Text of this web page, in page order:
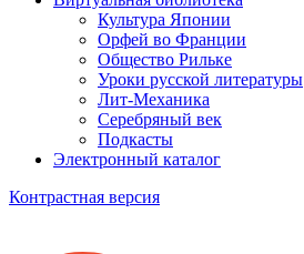
Культура Японии
Орфей во Франции
Общество Рильке
Уроки русской литературы
Лит-Механика
Серебряный век
Подкасты
Электронный каталог
Контрастная версия